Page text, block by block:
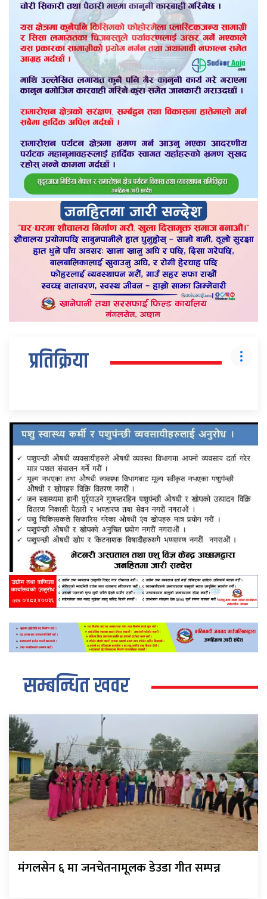
प्रतिक्रिया
सम्बन्धित खवर
मंगलसेन ६ मा जनचेतनामूलक डेउडा गीत सम्पन्न